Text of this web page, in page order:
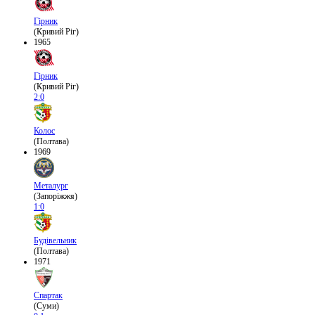
Гірник
(Кривий Ріг)
1965
Гірник
(Кривий Ріг)
2:0
Колос
(Полтава)
1969
Металург
(Запоріжжя)
1:0
Будівельник
(Полтава)
1971
Спартак
(Суми)